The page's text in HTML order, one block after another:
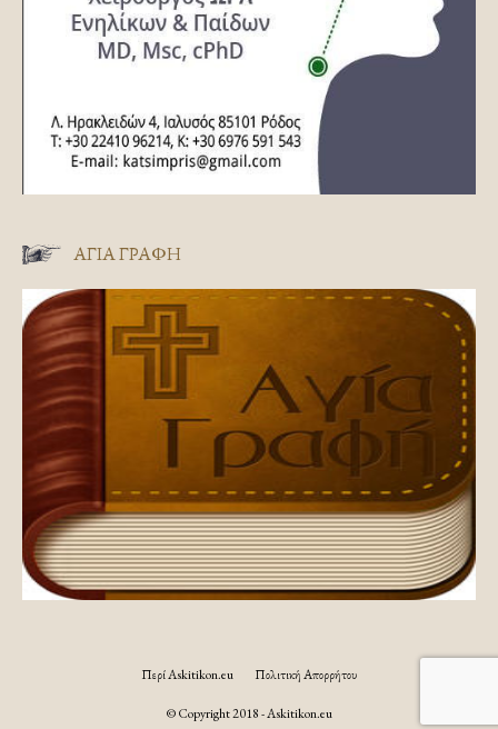
ΑΓΊΑ ΓΡΑΦΉ
Περί Askitikon.eu Πολιτική Απορρήτου
© Copyright 2018 - Askitikon.eu